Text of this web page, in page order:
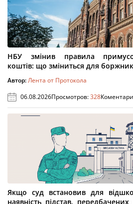
НБУ змінив правила
коштів: що зміниться для
Автор:Лента от Протокола
06.08.2026Просмотров:328
Якщо суд встановив для
наявність підстав,